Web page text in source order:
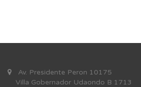
Av. Presidente Peron 10175
Villa Gobernador Udaondo B 1713